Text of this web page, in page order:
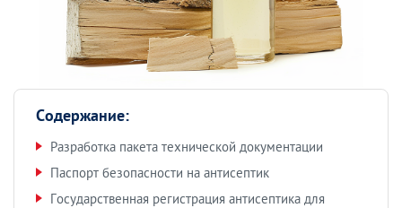
Содержание:
Разработка пакета технической документации
Паспорт безопасности на антисептик
Государственная регистрация антисептика для